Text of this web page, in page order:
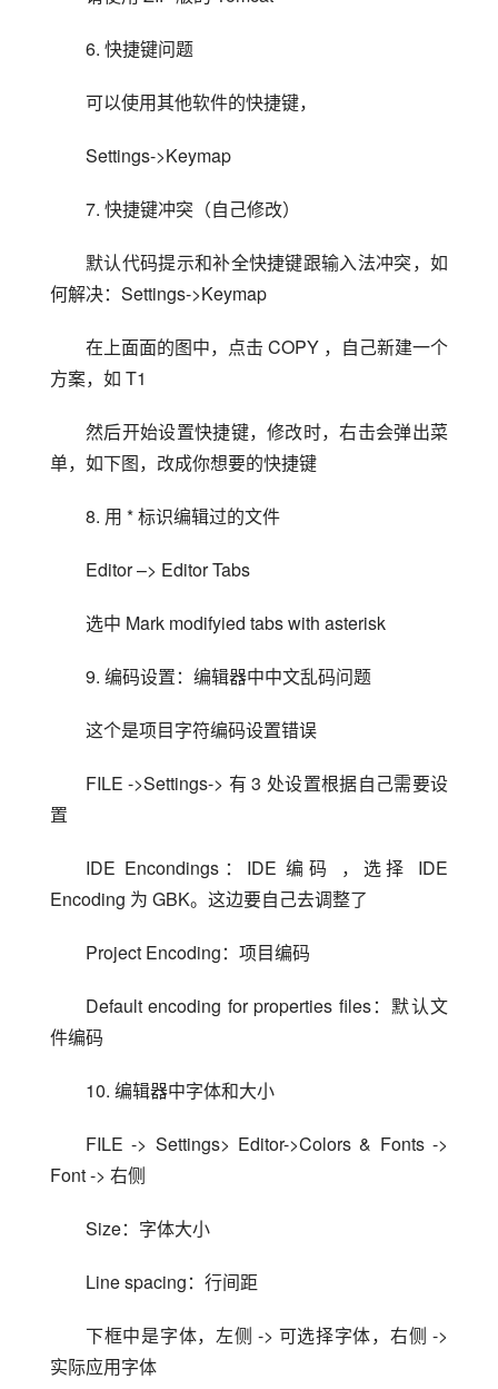
6. 快捷键问题
可以使用其他软件的快捷键，
Settings->Keymap
7. 快捷键冲突（自己修改）
默认代码提示和补全快捷键跟输入法冲突，如
何解决：Settings->Keymap
在上面面的图中，点击 COPY ，自己新建一个
方案，如 T1
然后开始设置快捷键，修改时，右击会弹出菜
单，如下图，改成你想要的快捷键
8. 用 * 标识编辑过的文件
Editor –> Editor Tabs
选中 Mark modifyied tabs with asterisk
9. 编码设置：编辑器中中文乱码问题
这个是项目字符编码设置错误
FILE ->Settings-> 有 3 处设置根据自己需要设
置
IDE Encondings：IDE 编码 ，选择 IDE
Encoding 为 GBK。这边要自己去调整了
Project Encoding：项目编码
Default encoding for properties files：默认文
件编码
10. 编辑器中字体和大小
FILE -> Settings> Editor->Colors & Fonts ->
Font -> 右侧
Size：字体大小
Line spacing：行间距
下框中是字体，左侧 -> 可选择字体，右侧 ->
实际应用字体